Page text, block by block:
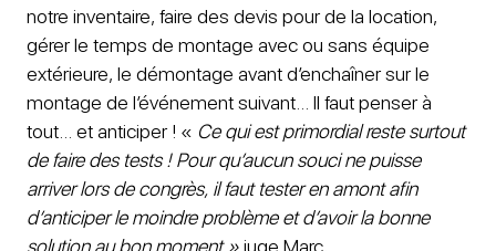
notre inventaire, faire des devis pour de la location,
gérer le temps de montage avec ou sans équipe
extérieure, le démontage avant d’enchaîner sur le
montage de l’événement suivant… Il faut penser à
tout… et anticiper ! « Ce qui est primordial reste surtout
de faire des tests ! Pour qu’aucun souci ne puisse
arriver lors de congrès, il faut tester en amont afin
d’anticiper le moindre problème et d’avoir la bonne
solution au bon moment »juge Marc.